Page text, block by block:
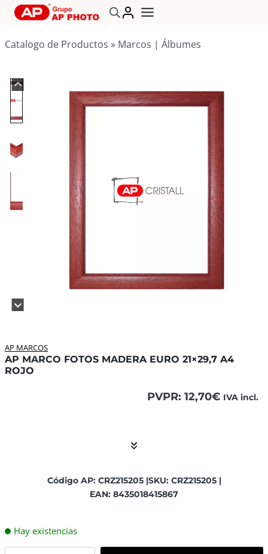
Saltar
Catalogo de Productos » Marcos | Álbumes
AP MARCOS
AP MARCO FOTOS MADERA EURO 21×29,7 A4
ROJO
PVPR: 12,70€ IVA incl.
Código AP: CRZ215205 |SKU: CRZ215205 |
EAN: 8435018415867
Hay existencias